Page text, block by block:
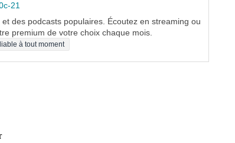
21
des podcasts populaires. Écoutez en streaming ou
premium de votre choix chaque mois.
à tout moment